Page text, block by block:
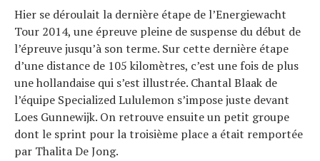
Hier se déroulait la dernière étape de l’Energiewacht
Tour 2014, une épreuve pleine de suspense du début de
l’épreuve jusqu’à son terme. Sur cette dernière étape
d’une distance de 105 kilomètres, c’est une fois de plus
une hollandaise qui s’est illustrée. Chantal Blaak de
l’équipe Specialized Lululemon s’impose juste devant
Loes Gunnewijk. On retrouve ensuite un petit groupe
dont le sprint pour la troisième place a était remportée
par Thalita De Jong.
Tendances
Tous nos articles
À propos